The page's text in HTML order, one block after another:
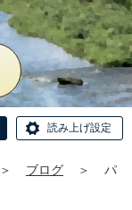
読み上げ設定
＞ ブログ ＞
パ